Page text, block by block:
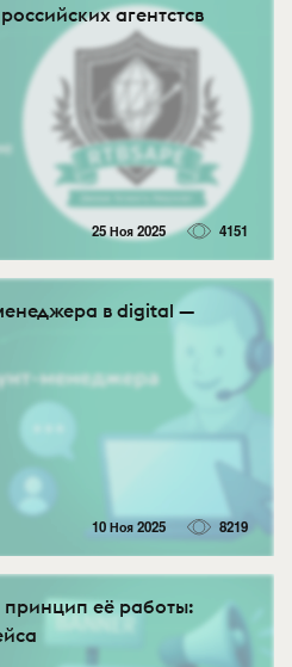
агентстсв
25 Ноя 2025 4151
в digital —
10 Ноя 2025 8219
её работы: